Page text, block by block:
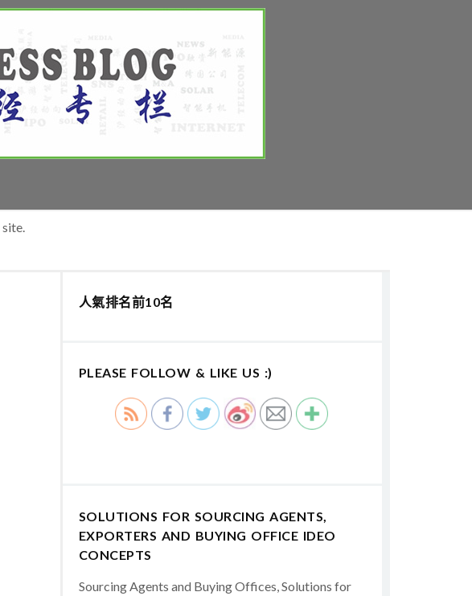
site.
人氣排名前10名
PLEASE FOLLOW & LIKE US :)
SOLUTIONS FOR SOURCING AGENTS,
EXPORTERS AND BUYING OFFICE IDEO
CONCEPTS
Sourcing Agents and Buying Offices, Solutions for